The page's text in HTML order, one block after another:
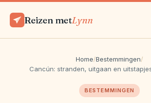
Reizen metLynn
Home/Bestemmingen/
Cancún: stranden, uitgaan en
BESTEMMINGEN